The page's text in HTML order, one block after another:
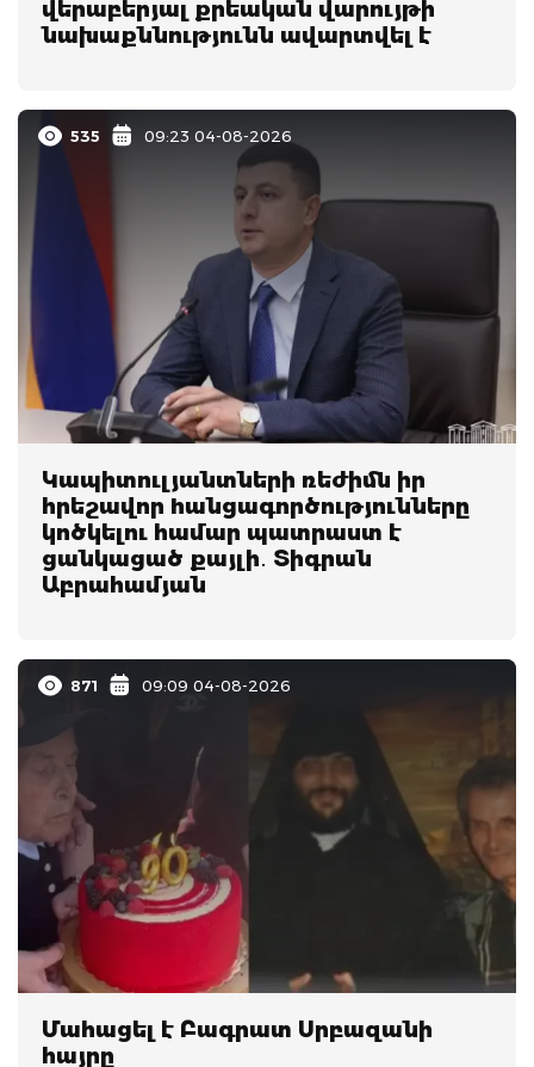
վերաբերյալ քրեական վարույթի
նախաքննությունն ավարտվել է
535 09:23 04-08-2026
Կապիտnւլյանտների ռեժիմն իր
հրեշավոր hանցագnրծությունները
կոծկելու համար պատրաստ է
ցանկացած քայլի․ Տիգրան
Աբրահամյան
871 09:09 04-08-2026
Մահացել է Բագրատ Սրբազանի
հայրը